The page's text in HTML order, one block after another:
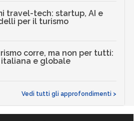
travel-tech: startup, AI e
per il turismo
corre, ma non per tutti:
italiana e globale
Vedi tutti gli approfondimenti >